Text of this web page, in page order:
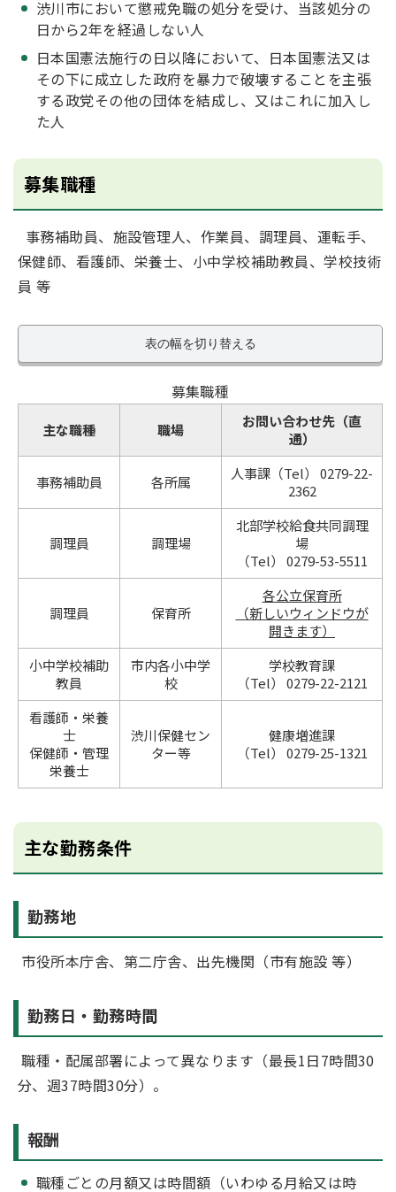
渋川市において懲戒免職の処分を受け、当該処分の
日から2年を経過しない人
日本国憲法施行の日以降において、日本国憲法又は
その下に成立した政府を暴力で破壊することを主張
する政党その他の団体を結成し、又はこれに加入し
た人
募集職種
事務補助員、施設管理人、作業員、調理員、運転手、
保健師、看護師、栄養士、小中学校補助教員、学校技術
員 等
表の幅を切り替える
募集職種
主な職種 職場
お問い合わせ先（直
通）
事務補助員 各所属
人事課（Tel） 0279-22-
2362
調理員 調理場
北部学校給食共同調理
場
（Tel） 0279-53-5511
調理員 保育所
各公立保育所
（新しいウィンドウが
開きます）
小中学校補助
教員
市内各小中学
校
学校教育課
（Tel） 0279-22-2121
看護師・栄養
士
保健師・管理
栄養士
渋川保健セン
ター等
健康増進課
（Tel） 0279-25-1321
主な勤務条件
勤務地
市役所本庁舎、第二庁舎、出先機関（市有施設 等）
勤務日・勤務時間
職種・配属部署によって異なります（最長1日7時間30
分、週37時間30分）。
報酬
職種ごとの月額又は時間額（いわゆる月給又は時